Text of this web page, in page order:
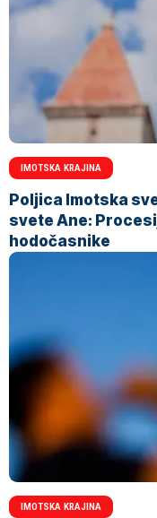
IMOTSKA KRAJINA
Poljica Imotska
svete Ane:
hodočasnike
IMOTSKA KRAJINA